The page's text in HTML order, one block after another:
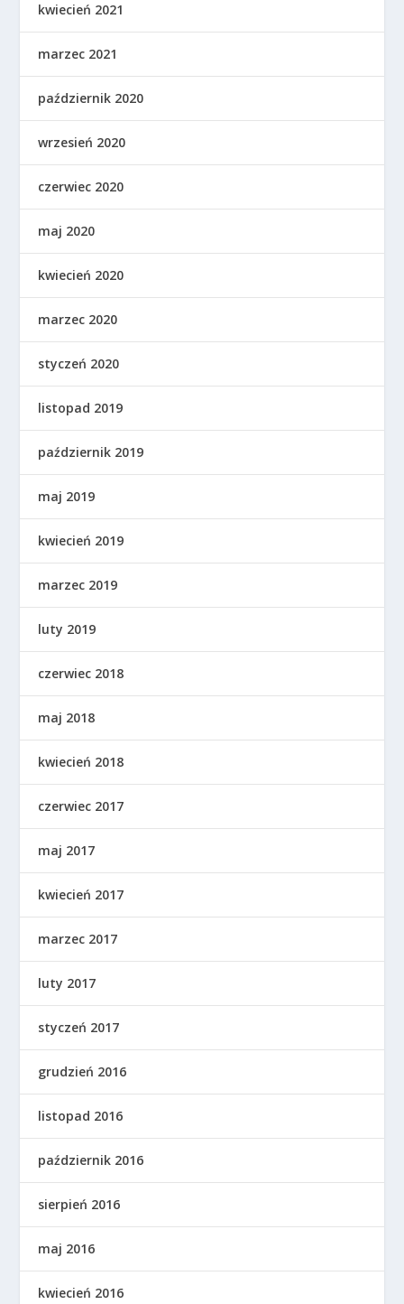
kwiecień 2021
marzec 2021
październik 2020
wrzesień 2020
czerwiec 2020
maj 2020
kwiecień 2020
marzec 2020
styczeń 2020
listopad 2019
październik 2019
maj 2019
kwiecień 2019
marzec 2019
luty 2019
czerwiec 2018
maj 2018
kwiecień 2018
czerwiec 2017
maj 2017
kwiecień 2017
marzec 2017
luty 2017
styczeń 2017
grudzień 2016
listopad 2016
październik 2016
sierpień 2016
maj 2016
kwiecień 2016